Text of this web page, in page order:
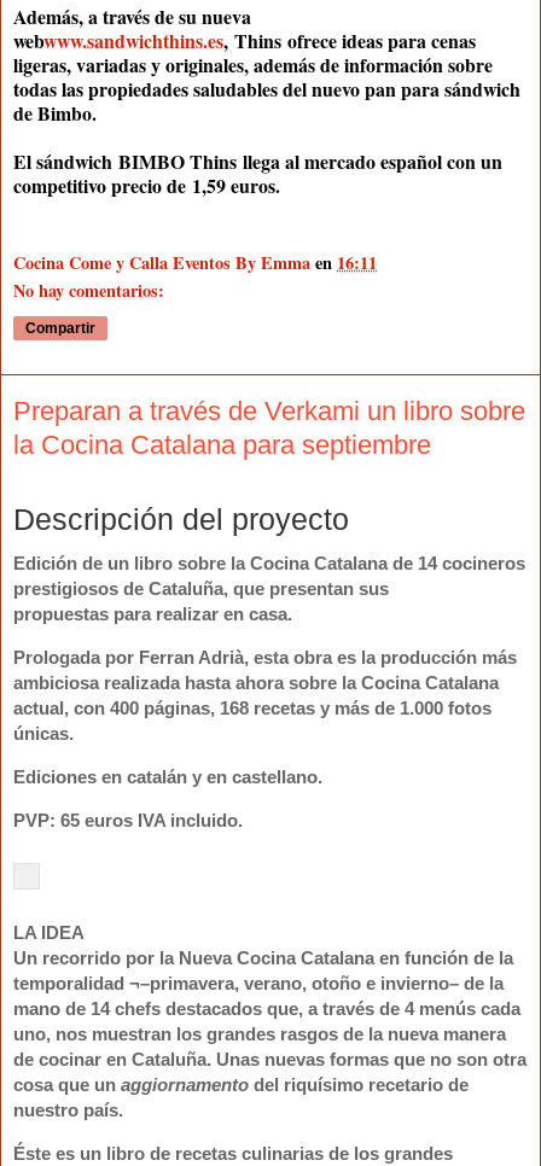
Además, a través de su nueva
webwww.sandwichthins.es, Thins ofrece ideas para cenas
ligeras, variadas y originales, además de información sobre
todas las propiedades saludables del nuevo pan para sándwich
de Bimbo.
El sándwich BIMBO Thins llega al mercado español con un
competitivo precio de 1,59 euros.
Cocina Come y Calla Eventos By Emmaen 16:11
No hay comentarios:
Compartir
Preparan a través de Verkami un libro sobre
la Cocina Catalana para septiembre
Descripción del proyecto
Edición de un libro sobre la Cocina Catalana de 14 cocineros
prestigiosos de Cataluña, que presentan sus
propuestas para realizar en casa.
Prologada por Ferran Adrià, esta obra es la producción más
ambiciosa realizada hasta ahora sobre la Cocina Catalana
actual, con 400 páginas, 168 recetas y más de 1.000 fotos
únicas.
Ediciones en catalán y en castellano.
PVP: 65 euros IVA incluido.
LA IDEA
Un recorrido por la Nueva Cocina Catalanaen función de la
temporalidad ¬–primavera, verano, otoño e invierno– de la
mano de 14 chefs destacados que, a través de 4 menús cada
uno, nos muestran los grandes rasgos de la nueva manera
de cocinar en Cataluña. Unas nuevas formas que no son otra
cosa que un aggiornamento del riquísimo recetario de
nuestro país.
Éste es un libro de recetas culinarias de los grandes